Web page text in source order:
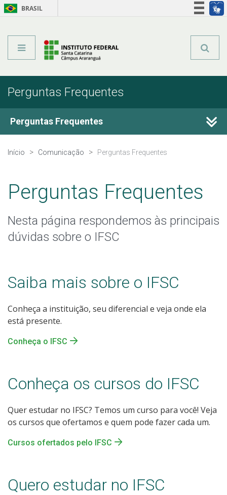
BRASIL
Perguntas Frequentes
Perguntas Frequentes
Conheça o IFSC
Cursos ofertados pelo IFSC
Sou/fui estudante do IFSC
Certificação do Ensino Médio
Quero trabalhar no IFSC
Quero ser fornecedor do IFSC
Início Comunicação Perguntas Frequentes
Perguntas Frequentes
Nesta página respondemos às principais
dúvidas sobre o IFSC
Saiba mais sobre o IFSC
Conheça a instituição, seu diferencial e veja onde ela
está presente.
Conheça o IFSC
Conheça os cursos do IFSC
Quer estudar no IFSC? Temos um curso para você! Veja
os cursos que ofertamos e quem pode fazer cada um.
Cursos ofertados pelo IFSC
Quero estudar no IFSC